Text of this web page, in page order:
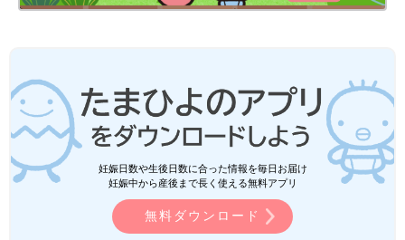
妊娠日数や生後日数に合った情報を毎日お届け
妊娠中から産後まで長く使える無料アプリ
無料ダウンロード